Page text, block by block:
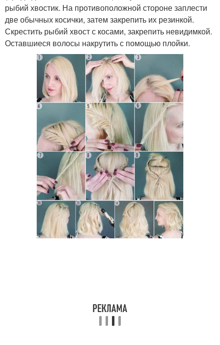
рыбий хвостик. На противоположной стороне заплести
две обычных косички, затем закрепить их резинкой.
Скрестить рыбий хвост с косами, закрепить невидимкой.
Оставшиеся волосы накрутить с помощью плойки.